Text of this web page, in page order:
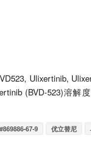
Ulixertinib,
(BVD-523)溶解
67-9 优立替尼